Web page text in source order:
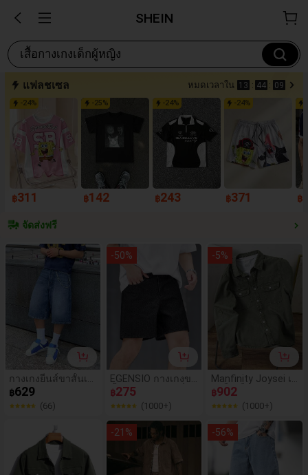
SHEIN
เสื้อกางเกงเด็กผู้หญิง
แฟลชเซล หมดเวลาใน 13 : 44 : 07
-24%
฿311
-25%
฿142
-24%
฿243
-24%
฿371 ฿
จัดส่งฟรี
กางเกงยีนส์ขาสั้นเบ
อร์มิวดา, ทรงหลวมแ
ละใช้งานได้หลากหล
าย, สไตล์สตรีทแฟชั่
รับการเดินทางประ
จำวัน, บ้าน, พักผ่อน,
กิจกรรมกลางแจ้ง, อ
อกไปเที่ยวกับเพื่อน
฿629
(66)
-50%
EGENSIO กางเกงขา
สั้นยีนส์ผู้ชายแฟชั่นอ
เนกประสงค์มีกระเป๋
าและกระดุม
฿275
(1000+)
-5%
Manfinity Joysei เสื้
อแจ็คเก็ตยีนส์อเมริกั
นสีเขียวกรมท่าแบบเ
รียวสำหรับผู้ชาย
฿902
(1000+)
-21 % -56%